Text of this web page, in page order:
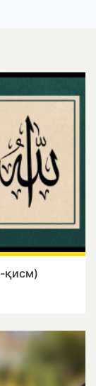
қисм)